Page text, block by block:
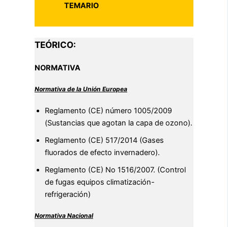
TEMARIO
TEÓRICO:
NORMATIVA
Normativa de la Unión Europea
Reglamento (CE) número 1005/2009
(Sustancias que agotan la capa de ozono).
Reglamento (CE) 517/2014 (Gases
fluorados de efecto invernadero).
Reglamento (CE) No 1516/2007. (Control
de fugas equipos climatización-
refrigeración)
Normativa Nacional